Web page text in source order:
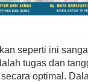
seperti ini
tugas dan
optimal.